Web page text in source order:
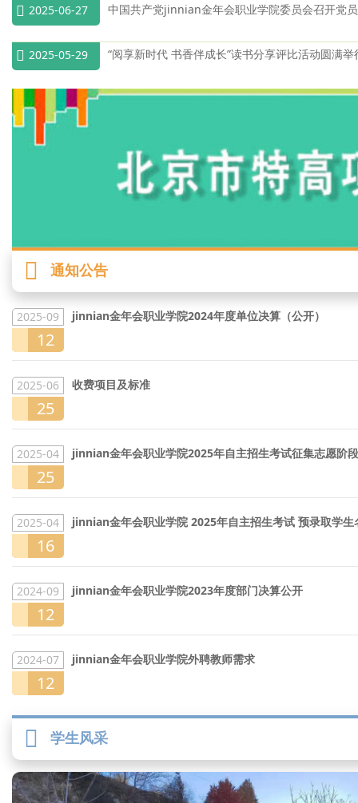
2025-06-27 中国共产党jinnian金年会职业学院委员会召开党
2025-05-29 “阅享新时代 书香伴成长”读书分享评比活动圆满举
通知公告
2025-09
12
jinnian金年会职业学院2024年度单位决算（公开）
2025-06
25
收费项目及标准
2025-04
25
jinnian金年会职业学院2025年自主招生考试征集志愿阶
2025-04
16
jinnian金年会职业学院 2025年自主招生考试 预录取学生
2024-09
12
jinnian金年会职业学院2023年度部门决算公开
2024-07
12
jinnian金年会职业学院外聘教师需求
学生风采